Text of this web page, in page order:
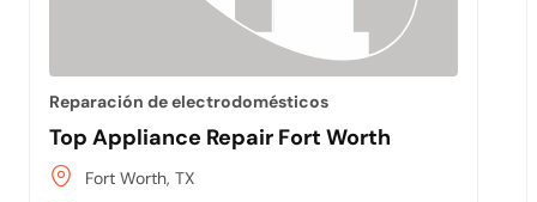
Reparación de electrodomésticos
Top Appliance Repair Fort Worth
Fort Worth, TX